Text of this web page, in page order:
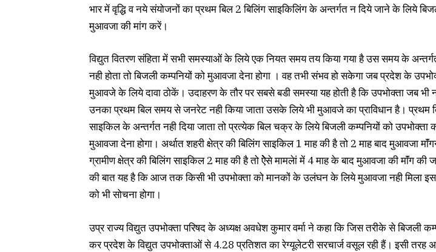
भार में वृद्धि व नये संयोजनों का प्रथम बिल 2 बिलिंग साइकिलिंग के अन्तर्गत न दिये जाने के लिये
मुआवजा की मांग करें।
विद्युत वितरण संहिता में सभी समस्याओं के लिये एक नियत समय तय किया गया है उस समय के
नही होता तो बिजली कम्पनियों को मुआवजा देना होगा । वह तभी संभव हो सकेगा जब प्रदेश के
मुआवजे के लिये दावा ठोकें। उदाहरण के तौर पर सबसे बडी समस्या यह होती है कि उपभोक्ता जब
उनका प्रथम बिल समय से जनरेट नही किया जाता उसके लिये भी मुआवजे का प्राविधान है। प्रथम
साइकिल के अन्तर्गत नही दिया जाता तो प्रत्येक बिल चक्र के लिये बिजली कम्पनियों को
मुआवजा देना होगा। अर्थात शहरी क्षेत्र की बिलिंग साइकिल 1 माह की है तो 2 माह बाद मुआवजा
ग्रामीण क्षेत्र की बिलिंग साइकिल 2 माह की है तो ऐेसे मामलेां में 4 माह के बाद मुआवजा की माॅंग की
की बात यह है कि आज तक किसी भी उपभोक्ता को मानकों के उलंघन के लिये मुआवजा नही मिला
को भी सोचना होगा।
उप्र राज्य विद्युत उपभोक्ता परिषद के अध्यक्ष अवधेश कुमार वर्मा ने कहा कि जिस तरीके से बिजली
कर प्रदेश के विद्युत उपभोक्ताओं से 4.28 प्रतिशत का रेग्यूलेटरी सरचार्ज वसूल रही हैं। इसी तरह